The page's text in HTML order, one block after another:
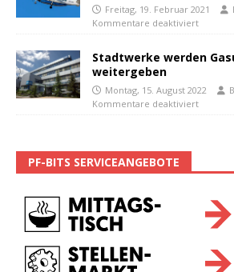
Freitag, 19. Februar 2021
Kommentare deaktiviert
Stadtwerke werden
weitergeben
Montag, 15. August 2022
Kommentare deaktiviert
PF-BITS SERVICEANGEBOTE